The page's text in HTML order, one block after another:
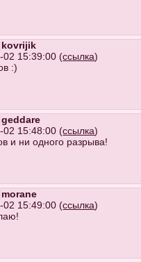
kovrijik
02 15:39:00 (ссылка)
:)
geddare
02 15:48:00 (ссылка)
и ни одного разрыва!
morane
02 15:49:00 (ссылка)